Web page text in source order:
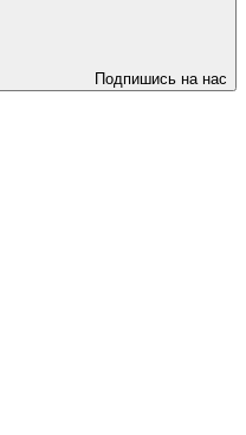
Подпишись на нас